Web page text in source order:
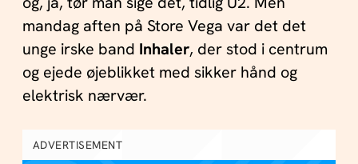
mandag aften på Store Vega var det det
unge irske band Inhaler, der stod i centrum
og ejede øjeblikket med sikker hånd og
elektrisk nærvær.
ADVERTISEMENT